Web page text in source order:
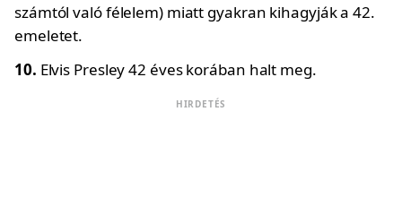
számtól való félelem) miatt gyakran kihagyják a 42.
emeletet.
10. Elvis Presley 42 éves korában halt meg.
HIRDETÉS